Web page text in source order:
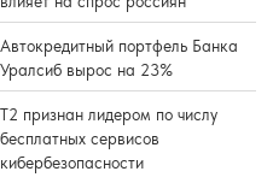
Автокредитный портфель Банка
Уралсиб вырос на 23%
Т2 признан лидером по числу
бесплатных сервисов
кибербезопасности